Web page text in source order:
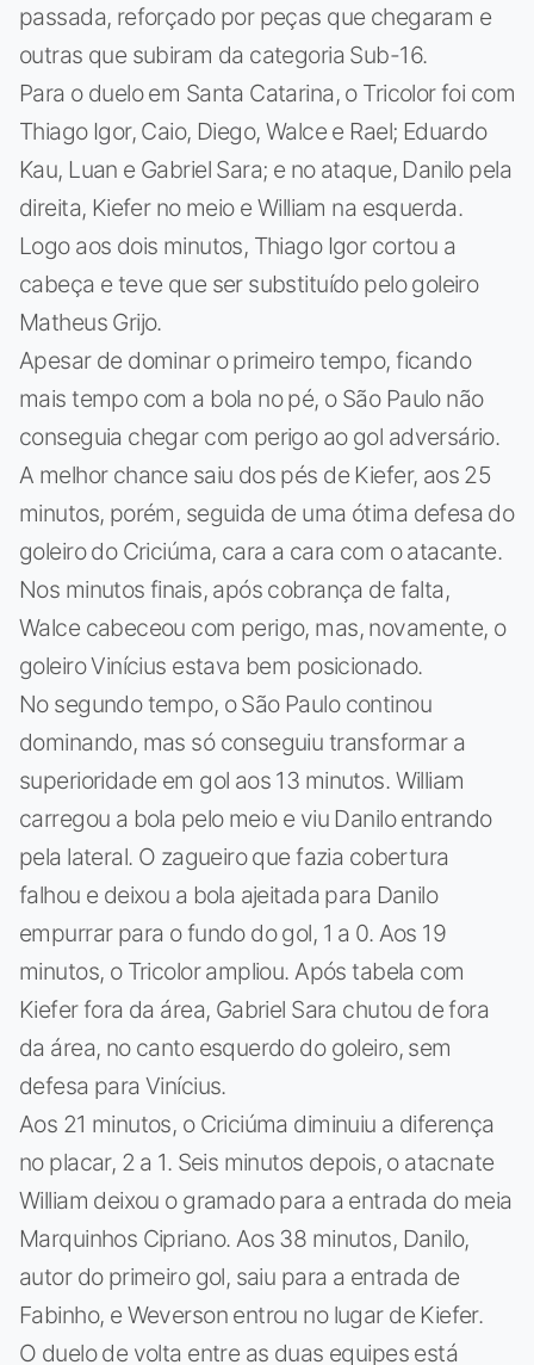
passada, reforçado por peças que chegaram e
outras que subiram da categoria Sub-16.
Para o duelo em Santa Catarina, o Tricolor foi com
Thiago Igor, Caio, Diego, Walce e Rael; Eduardo
Kau, Luan e Gabriel Sara; e no ataque, Danilo pela
direita, Kiefer no meio e William na esquerda.
Logo aos dois minutos, Thiago Igor cortou a
cabeça e teve que ser substituído pelo goleiro
Matheus Grijo.
Apesar de dominar o primeiro tempo, ficando
mais tempo com a bola no pé, o São Paulo não
conseguia chegar com perigo ao gol adversário.
A melhor chance saiu dos pés de Kiefer, aos 25
minutos, porém, seguida de uma ótima defesa do
goleiro do Criciúma, cara a cara com o atacante.
Nos minutos finais, após cobrança de falta,
Walce cabeceou com perigo, mas, novamente, o
goleiro Vinícius estava bem posicionado.
No segundo tempo, o São Paulo continou
dominando, mas só conseguiu transformar a
superioridade em gol aos 13 minutos. William
carregou a bola pelo meio e viu Danilo entrando
pela lateral. O zagueiro que fazia cobertura
falhou e deixou a bola ajeitada para Danilo
empurrar para o fundo do gol, 1 a 0. Aos 19
minutos, o Tricolor ampliou. Após tabela com
Kiefer fora da área, Gabriel Sara chutou de fora
da área, no canto esquerdo do goleiro, sem
defesa para Vinícius.
Aos 21 minutos, o Criciúma diminuiu a diferença
no placar, 2 a 1. Seis minutos depois, o atacnate
William deixou o gramado para a entrada do meia
Marquinhos Cipriano. Aos 38 minutos, Danilo,
autor do primeiro gol, saiu para a entrada de
Fabinho, e Weverson entrou no lugar de Kiefer.
O duelo de volta entre as duas equipes está